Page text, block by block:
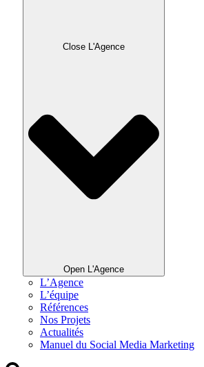
Close L'Agence
Open L'Agence
L’Agence
L’équipe
Références
Nos Projets
Actualités
Manuel du Social Media Marketing